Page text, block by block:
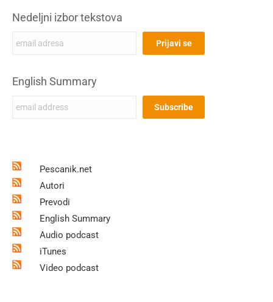
Nedeljni izbor tekstova
English Summary
Pescanik.net
Autori
Prevodi
English Summary
Audio podcast
iTunes
Video podcast